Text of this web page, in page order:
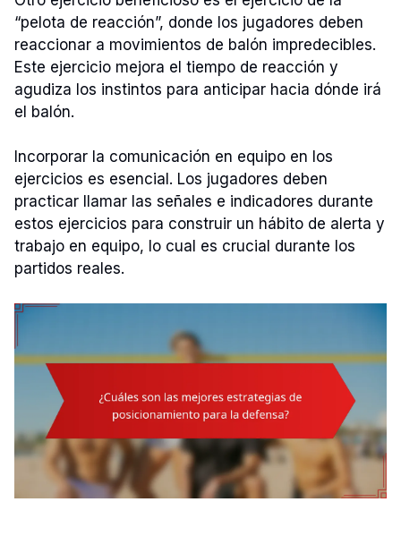
“pelota de reacción”, donde los jugadores deben
reaccionar a movimientos de balón impredecibles.
Este ejercicio mejora el tiempo de reacción y
agudiza los instintos para anticipar hacia dónde irá
el balón.
Incorporar la comunicación en equipo en los
ejercicios es esencial. Los jugadores deben
practicar llamar las señales e indicadores durante
estos ejercicios para construir un hábito de alerta y
trabajo en equipo, lo cual es crucial durante los
partidos reales.